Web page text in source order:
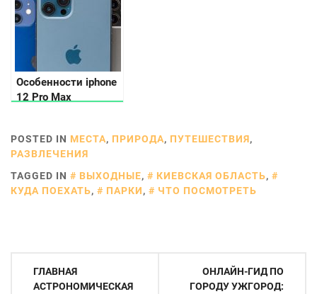
Особенности iphone
12 Pro Max
POSTED IN МЕСТА, ПРИРОДА, ПУТЕШЕСТВИЯ,
РАЗВЛЕЧЕНИЯ
TAGGED IN
ВЫХОДНЫЕ, КИЕВСКАЯ ОБЛАСТЬ,
КУДА ПОЕХАТЬ, ПАРКИ, ЧТО ПОСМОТРЕТЬ
Навигация
ГЛАВНАЯ
АСТРОНОМИЧЕСКАЯ
ОНЛАЙН-ГИД ПО
ГОРОДУ УЖГОРОД: